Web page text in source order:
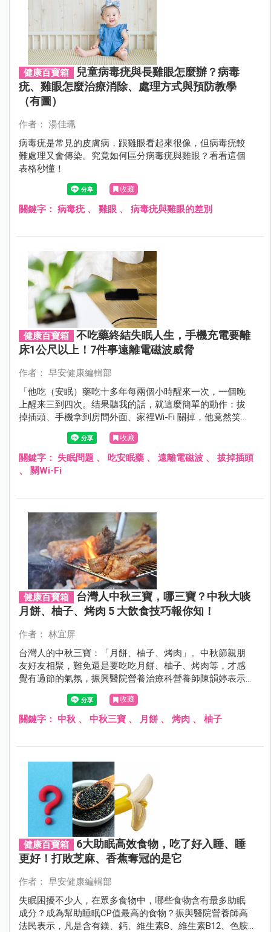
健康百寶箱
兒童病毒疣與長雞眼怎麼辦？病毒
疣、雞眼怎麼治療消除、處理方式與預防教學
（有圖）
作者： 湯佳珮
病毒疣是常見的皮膚病，跟雞眼看起來很像，但病毒疣較
難處理又會傳染。究竟如何區分病毒疣與雞眼？看看這個
表格秒懂！
收藏
關鍵字： 病毒疣、 雞眼、 病毒疣與雞眼的差別
健康百寶箱
不吃藥終結失眠人生，手機充電要離
床1公尺以上！7件事遠離電磁波威脅
作者： 早安健康編輯部
「他吃（安眠）藥吃十多年每兩個小時醒來一次，一個晚
上醒来三到四次。结果聽我的話，就這麼簡單的動作：拔
掉插頭、手機拿到房間外面、家裡Wi-Fi 關掉，他竟然笑嘻
嘻地回来說，『醫生我聽你的話，我從來没睡那麼好，一
睡六小時，太高興了。』再過三個月我就没看到他了，
『畢業』了」。
收藏
關鍵字： 失眠問題 、 吃安眠藥、 遠離電磁波、 拔掉插頭
、
關Wi-Fi
健康百寶箱
台灣人中秋三寶，哪三寶？中秋大啖
月餅、柚子、烤肉 5 大飲食技巧報你知！
作者： 林宜屏
台灣人的中秋三寶：「月餅、柚子、烤肉」。中秋節親朋
友好友相聚，難免還是要吃吃月餅、柚子、烤肉等，才感
覺有過節的氣氛，振興醫院營養治療科營養師陳韻婷表示
其實只要掌握好5項飲食技巧，月餅、柚子、烤肉也能吃得
健康、吃得安心！
收藏
關鍵字： 中秋、 中秋三寶、 月餅、 烤肉、 柚子
健康百寶箱
6大助眠高效食物，吃了好入睡、睡
更好！打敗芝麻、香蕉奪冠的是它
作者： 早安健康編輯部
失眠困擾不少人，在眾多食物中，哪些食物含有最多助眠
成分？成為幫助睡眠CP值最高的食物？振與醫院營養師高
法民表示，凡是含有鎂、鈣、維生素B、維生素B12、色胺